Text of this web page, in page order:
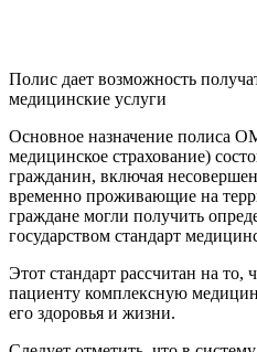
Полис дает возможность
медицинские услуги
Основное назначение полиса
медицинское страхование)
гражданин, включая
временно проживающие на
граждане могли получить
государством стандарт
Этот стандарт рассчитан на то,
пациенту комплексную
его здоровья и жизни.